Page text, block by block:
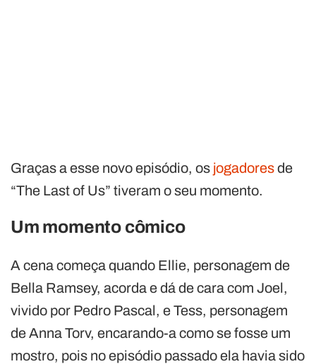
Graças a esse novo episódio, os jogadoresde
“The Last of Us” tiveram o seu momento.
Um momento cômico
A cena começa quando Ellie, personagem de
Bella Ramsey, acorda e dá de cara com Joel,
vivido por Pedro Pascal, e Tess, personagem
de Anna Torv, encarando-a como se fosse um
mostro, pois no episódio passado ela havia sido